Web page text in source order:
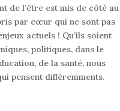
de l’être est mis de côté au
par cœur qui ne sont pas
actuels ! Qu’ils soient
politiques, dans le
de la santé, nous
pensent différemments.